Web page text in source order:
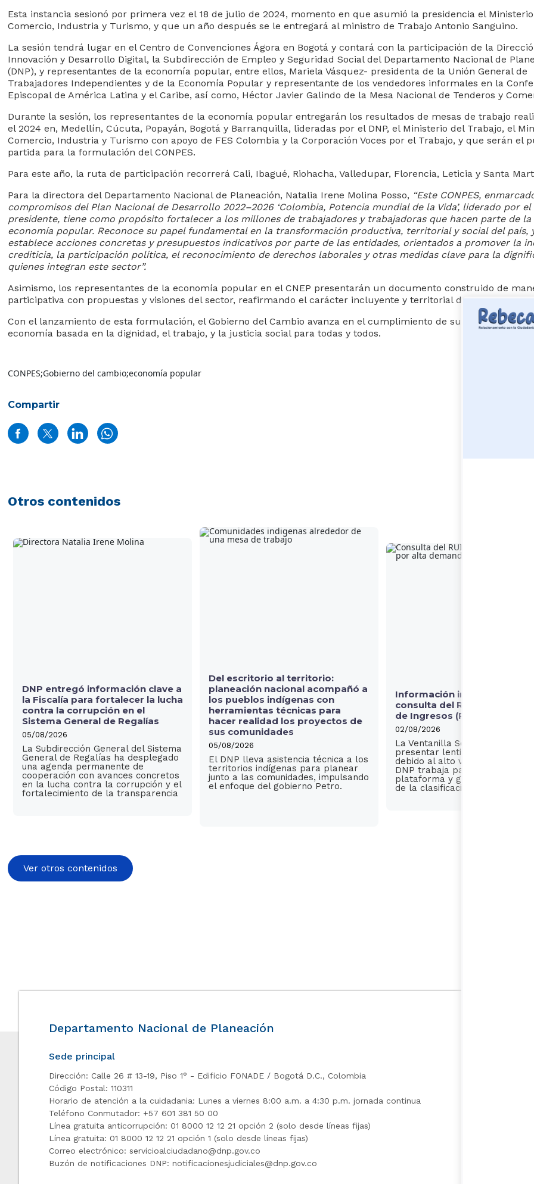
Esta instancia sesionó por primera vez el 18 de julio de 2024, momento en que asumió la presidencia el
Comercio, Industria y Turismo, y que un año después se le entregará al ministro de Trabajo Antonio Sanguino.
La sesión tendrá lugar en el Centro de Convenciones Ágora en Bogotá y contará con la participación de la
Innovación y Desarrollo Digital, la Subdirección de Empleo y Seguridad Social del Departamento Nacional de
(DNP), y representantes de la economía popular, entre ellos, Mariela Vásquez- presidenta de la Unión General de
Trabajadores Independientes y de la Economía Popular y representante de los vendedores informales en la
Episcopal de América Latina y el Caribe, así como, Héctor Javier Galindo de la Mesa Nacional de Tenderos y
Durante la sesión, los representantes de la economía popular entregarán los resultados de mesas de trabajo
el 2024 en, Medellín, Cúcuta, Popayán, Bogotá y Barranquilla, lideradas por el DNP, el Ministerio del Trabajo, el
Comercio, Industria y Turismo con apoyo de FES Colombia y la Corporación Voces por el Trabajo, y que serán el
partida para la formulación del CONPES.
Para este año, la ruta de participación recorrerá Cali, Ibagué, Riohacha, Valledupar, Florencia, Leticia y Santa
Para la directora del Departamento Nacional de Planeación, Natalia Irene Molina Posso, “Este CONPES,
compromisos del Plan Nacional de Desarrollo 2022–2026 ‘Colombia,​ Potencia mundial de la Vida’, liderado por el
presidente, tiene como propósito fortalecer a los millones de trabajadores y trabajadoras que hacen parte de la
economía popular. Reconoce su papel fundamental en la transformación productiva, territorial y social del país,
establece acciones concretas y presupuestos indicativos por parte de las entidades, orientados a promover la
crediticia, la participación política, el reconocimiento de derechos laborales y otras medidas clave para la
quienes integran este sector”.
Asimismo, los representantes de la economía popular en el CNEP presentarán un documento construido de
participativa con propuestas y visiones del sector, reafirmando el carácter incluyente y territorial de este proceso.
Con el lanzamiento de esta formulación, el Gobierno del Cambio avanza en el cumplimiento de su compromiso
economía basada en la dignidad, el trabajo, y la justicia social para todas y todos.
CONPES;Gobierno del cambio;economía popular
Compartir
Otros contenidos
DNP entregó información clave a
la Fiscalía para fortalecer la lucha
contra la corrupción en el
Sistema General de Regalías
05/08/2026
La Subdirección General del Sistema
General de Regalías ha desplegado
una agenda permanente de
cooperación con avances concretos
en la lucha contra la corrupción y el
fortalecimiento de la transparencia
Del escritorio al territorio:
planeación nacional acompañó a
los pueblos indígenas con
herramientas técnicas para
hacer realidad los proyectos de
sus comunidades
05/08/2026
El DNP lleva asistencia técnica a los
territorios indígenas para planear
junto a las comunidades, impulsando
el enfoque del gobierno Petro.
Información importante
consulta del Registro
de Ingresos (RUI)
02/08/2026
La Ventanilla Social puede
presentar lentitud o
debido al alto volumen de
DNP trabaja para estabilizar la
plataforma y garantizar la
de la clasificación en el RUI.
Ver otros contenidos
Departamento Nacional de Planeación
Sede principal
Dirección: Calle 26 # 13-19, Piso 1° - Edificio FONADE​ / Bogotá D.C., Colombia
Código Postal: 110311
Horario de atención a la cuidadania: Lunes a viernes 8:00 a.m. a 4:30 p.m. jornada continua
Teléfono Conmutador: +57 601 381 50 00
Línea gratuita anticorrupción: 01 8000 12 12 21 opción 2 (solo ​desde líneas fijas​)​
Línea gratuita: 01 8000 12 12 21 opción 1 (solo ​desde líneas fijas)
Correo electrónico: servicioalciudadano@dnp.gov.co
Buzón de notificaciones DNP: notificacionesjudiciales@dnp.gov.co